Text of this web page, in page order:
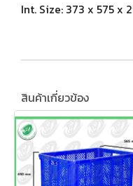
Int. Size: 373 x 575 x
สินค้าเกี่ยวข้อง